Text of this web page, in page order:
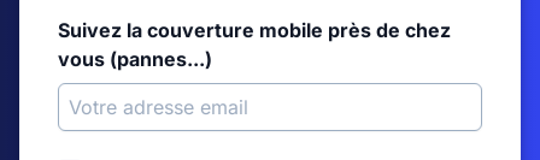
Suivez la couverture mobile près de chez
vous (pannes...)